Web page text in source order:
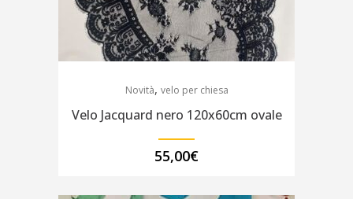
Novità, velo per chiesa
Velo Jacquard nero 120x60cm ovale
55,00€